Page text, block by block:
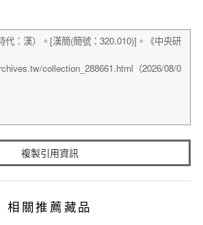
複製引用資訊
相關推薦藏品